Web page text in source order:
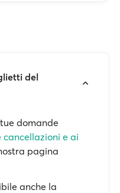
del
domande
e ai
pagina
anche la